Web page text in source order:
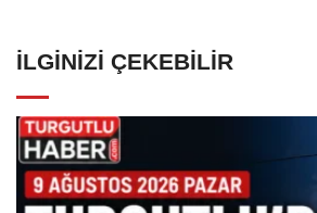
İLGINIZI ÇEKEBILIR